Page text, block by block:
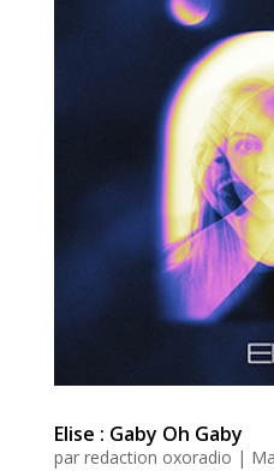
Elise : Gaby Oh Gaby
par redaction oxoradio |